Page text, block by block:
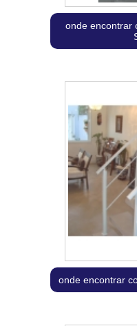
onde encontrar
onde encontrar